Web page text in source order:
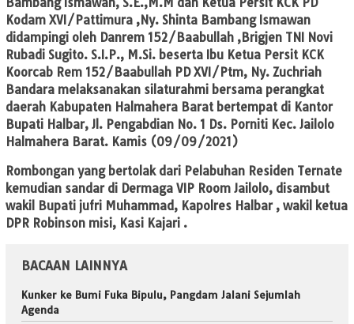
Kodam XVI/Pattimura ,Ny. Shinta Bambang Ismawan
didampingi oleh Danrem 152/Baabullah ,Brigjen TNI Novi
Rubadi Sugito. S.I.P., M.Si. beserta Ibu Ketua Persit KCK
Koorcab Rem 152/Baabullah PD XVI/Ptm, Ny. Zuchriah
Bandara melaksanakan silaturahmi bersama perangkat
daerah Kabupaten Halmahera Barat bertempat di Kantor
Bupati Halbar, Jl. Pengabdian No. 1 Ds. Porniti Kec. Jailolo
Halmahera Barat. Kamis (09/09/2021)
Rombongan yang bertolak dari Pelabuhan Residen Ternate
kemudian sandar di Dermaga VIP Room Jailolo, disambut
wakil Bupati jufri Muhammad, Kapolres Halbar , wakil ketua
DPR Robinson misi, Kasi Kajari .
BACAAN LAINNYA
Kunker ke Bumi Fuka Bipulu, Pangdam Jalani Sejumlah
Agenda